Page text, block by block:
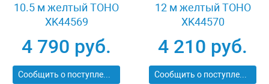
10.5 м желтый TOHO
XK44569
4 790 руб.
Сообщить о поступлении
12 м желтый TOHO
XK44570
4 210 руб.
Сообщить о поступлении